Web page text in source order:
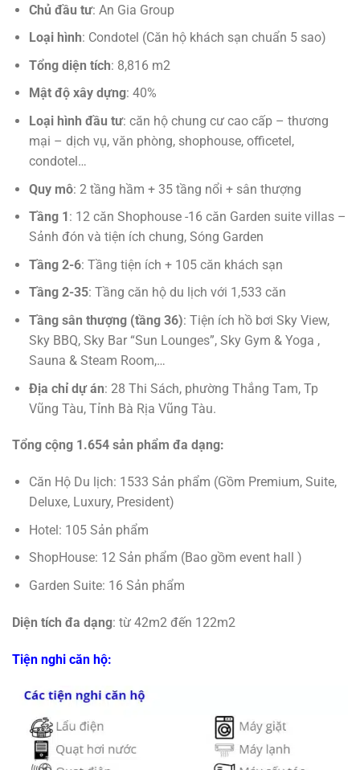
Chủ đầu tư: An Gia Group
Loại hình: Condotel (Căn hộ khách sạn chuẩn 5 sao)
Tổng diện tích: 8,816 m2
Mật độ xây dựng: 40%
Loại hình đầu tư: căn hộ chung cư cao cấp – thương
mại – dịch vụ, văn phòng, shophouse, officetel,
condotel…
Quy mô: 2 tầng hầm + 35 tầng nổi + sân thượng
Tầng 1 : 12 căn Shophouse -16 căn Garden suite villas –
Sảnh đón và tiện ích chung, Sóng Garden
Tầng 2-6: Tầng tiện ích + 105 căn khách sạn
Tầng 2-35: Tầng căn hộ du lịch với 1,533 căn
Tầng sân thượng (tầng 36): Tiện ích hồ bơi Sky View,
Sky BBQ, Sky Bar “Sun Lounges”, Sky Gym & Yoga ,
Sauna & Steam Room,…
Địa chỉ dự án: 28 Thi Sách, phường Thắng Tam, Tp
Vũng Tàu, Tỉnh Bà Rịa Vũng Tàu.
Tổng cộng 1.654 sản phẩm đa dạng:
Căn Hộ Du lịch: 1533 Sản phẩm (Gồm Premium, Suite,
Deluxe, Luxury, President)
Hotel: 105 Sản phẩm
ShopHouse: 12 Sản phẩm (Bao gồm event hall )
Garden Suite: 16 Sản phẩm
Diện tích đa dạng: từ 42m2 đến 122m2
Tiện nghi căn hộ: